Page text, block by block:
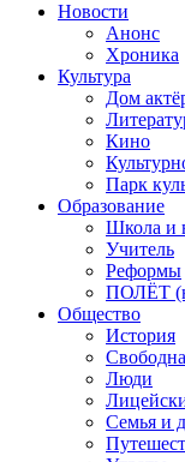
Новости
Анонс
Хроника
Культура
Дом
Кино
Парк
Образование
Школа и
Учитель
Реформы
ПОЛЁТ
Общество
История
Люди
Семья и